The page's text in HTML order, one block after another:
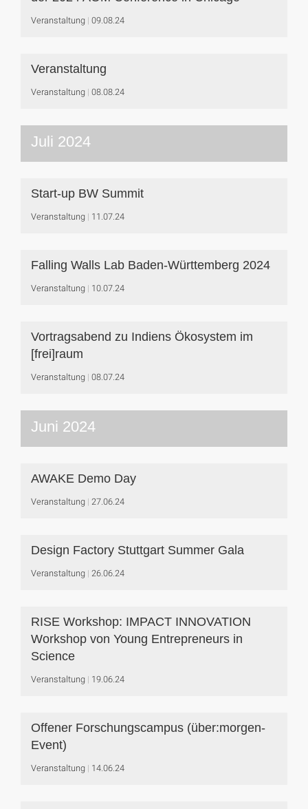
Veranstaltung 09.08.24
Veranstaltung
Veranstaltung 08.08.24
Juli 2024
Start-up BW Summit
Veranstaltung 11.07.24
Falling Walls Lab Baden-Württemberg 2024
Veranstaltung 10.07.24
Vortragsabend zu Indiens Ökosystem im
[frei]raum
Veranstaltung 08.07.24
Juni 2024
AWAKE Demo Day
Veranstaltung 27.06.24
Design Factory Stuttgart Summer Gala
Veranstaltung 26.06.24
RISE Workshop: IMPACT INNOVATION
Workshop von Young Entrepreneurs in
Science
Veranstaltung 19.06.24
Offener Forschungscampus (über:morgen-
Event)
Veranstaltung 14.06.24